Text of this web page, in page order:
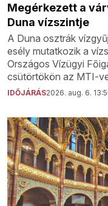
Megérkezett a
Duna vízszintje
A Duna osztrák
esély mutatkozik a
Országos Vízügyi
csütörtökön az MTI-
IDŐJÁRÁS2026. aug. 6.